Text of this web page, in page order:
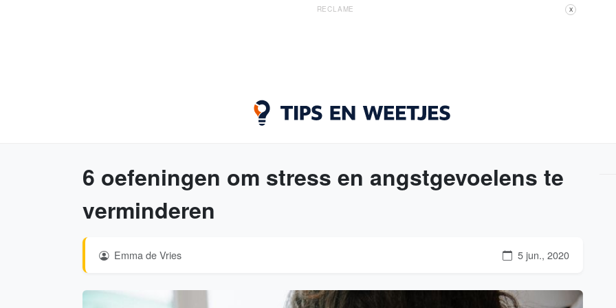
RECLAME X
6 oefeningen om stress en angstgevoelens te
verminderen
Emma de Vries 5 jun., 2020